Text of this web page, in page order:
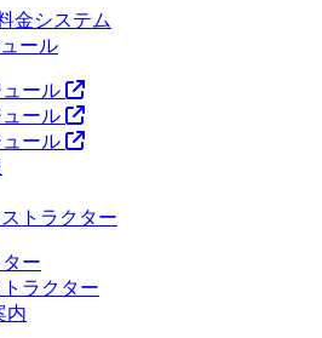
金システム
ール
ール
ール
ール
トラクター
ー
ラクター
内